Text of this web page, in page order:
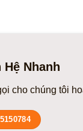
Hệ Nhanh
cho chúng tôi